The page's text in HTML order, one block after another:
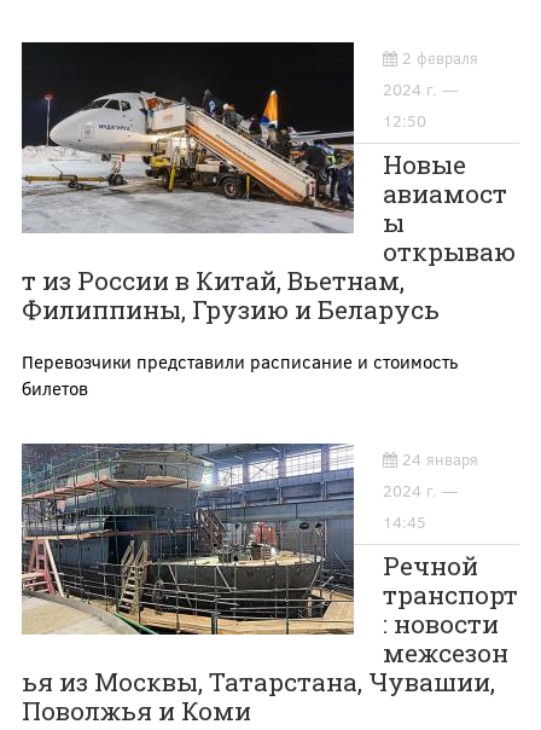
2 февраля
2024 г. —
12:50
Новые
авиамост
ы
открываю
т из России в Китай, Вьетнам,
Филиппины, Грузию и Беларусь
Перевозчики представили расписание и стоимость
билетов
24 января
2024 г. —
14:45
Речной
транспорт
: новости
межсезон
ья из Москвы, Татарстана, Чувашии,
Поволжья и Коми